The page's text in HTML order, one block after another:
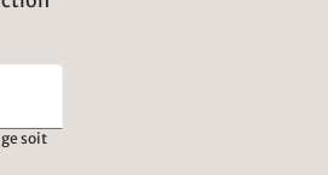
soit